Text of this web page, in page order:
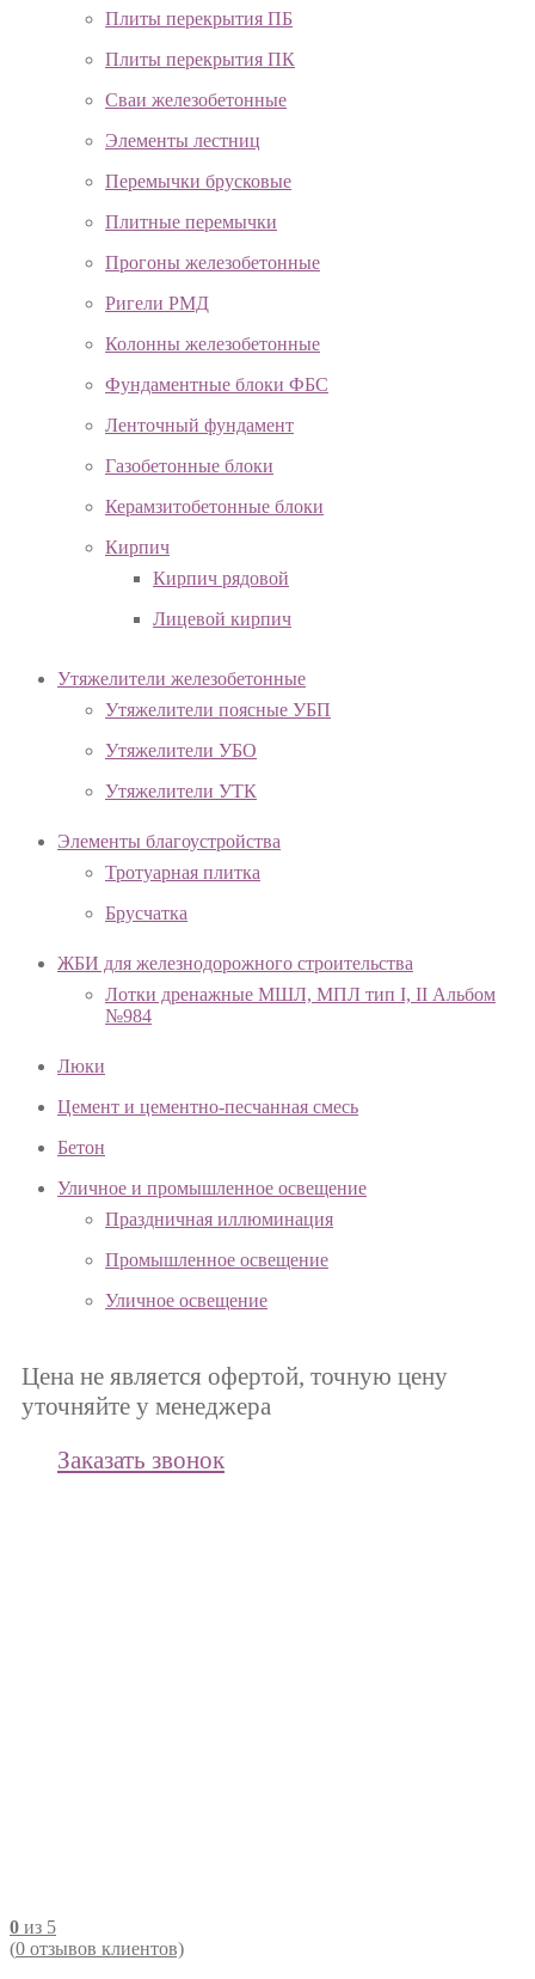
Плиты перекрытия ПБ
Плиты перекрытия ПК
Сваи железобетонные
Элементы лестниц
Перемычки брусковые
Плитные перемычки
Прогоны железобетонные
Ригели РМД
Колонны железобетонные
Фундаментные блоки ФБС
Ленточный фундамент
Газобетонные блоки
Керамзитобетонные блоки
Кирпич
Кирпич рядовой
Лицевой кирпич
Утяжелители железобетонные
Утяжелители поясные УБП
Утяжелители УБО
Утяжелители УТК
Элементы благоустройства
Тротуарная плитка
Брусчатка
ЖБИ для железнодорожного строительства
Лотки дренажные МШЛ, МПЛ тип I, II Альбом
№984
Люки
Цемент и цементно-песчанная смесь
Бетон
Уличное и промышленное освещение
Праздничная иллюминация
Промышленное освещение
Уличное освещение
Цена не является офертой, точную цену
уточняйте у менеджера
Заказать звонок
0 из 5
(0 отзывов клиентов)